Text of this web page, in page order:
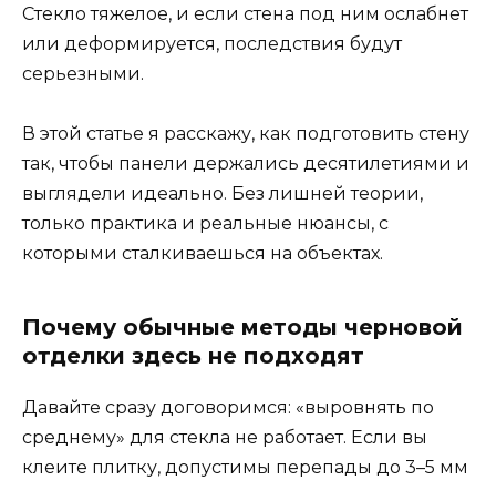
Стекло тяжелое, и если стена под ним ослабнет
или деформируется, последствия будут
серьезными.
В этой статье я расскажу, как подготовить стену
так, чтобы панели держались десятилетиями и
выглядели идеально. Без лишней теории,
только практика и реальные нюансы, с
которыми сталкиваешься на объектах.
Почему обычные методы черновой
отделки здесь не подходят
Давайте сразу договоримся: «выровнять по
среднему» для стекла не работает. Если вы
клеите плитку, допустимы перепады до 3–5 мм